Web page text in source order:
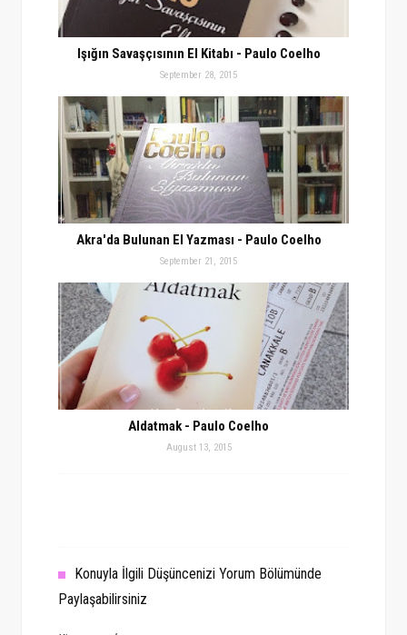
Işığın Savaşçısının El Kitabı - Paulo Coelho
September 28, 2015
Akra'da Bulunan El Yazması - Paulo Coelho
September 21, 2015
Aldatmak - Paulo Coelho
August 13, 2015
Konuyla İlgili Düşüncenizi Yorum Bölümünde
Paylaşabilirsiniz